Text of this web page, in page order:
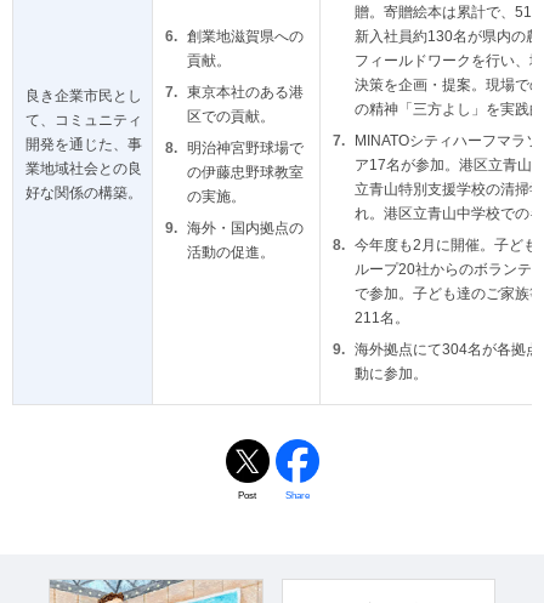
良き企業市民とし
て、コミュニティ
開発を通じた、事
業地域社会との良
好な関係の構築。
創業地滋賀県への
貢献。
東京本社のある港
区での貢献。
明治神宮野球場で
の伊藤忠野球教室
の実施。
海外・国内拠点の
活動の促進。
贈。寄贈絵本は累計で、51
新入社員約130名が県内の
フィールドワークを行い、
決策を企画・提案。現場で
の精神「三方よし」を実践
MINATOシティハーフマラ
ア17名が参加。港区立青山
立青山特別支援学校の清掃
れ。港区立青山中学校での
今年度も2月に開催。子ども
ループ20社からのボランテ
で参加。子ども達のご家族
211名。
海外拠点にて304名が各拠
動に参加。
Post Share